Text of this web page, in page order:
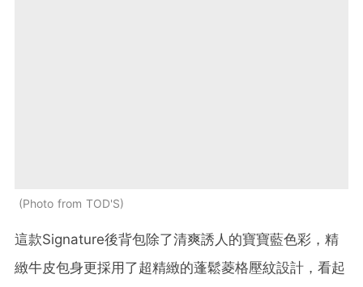
Photo from TOD'S
這款Signature後背包除了清爽誘人的寶寶藍色彩，精
緻牛皮包身更採用了超精緻的蓬鬆菱格壓紋設計，看起